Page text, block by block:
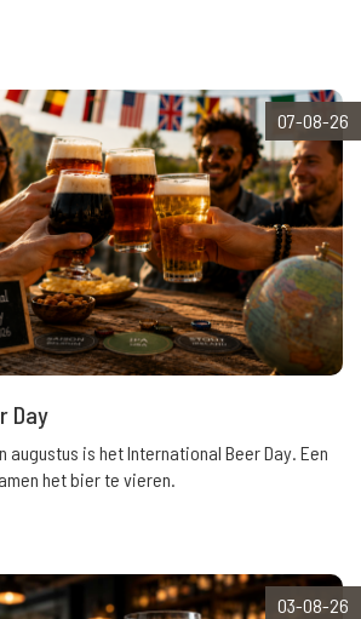
07-08-26
Day
augustus is het International Beer Day. Een
het bier te vieren.
03-08-26